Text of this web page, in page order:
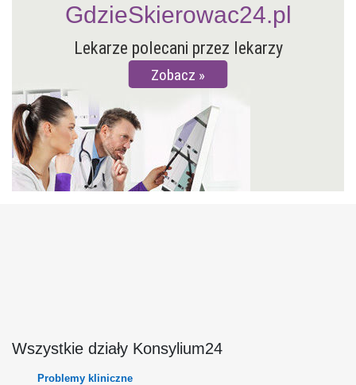
Lekarze polecani przez lekarzy
Zobacz
GdzieSkierowac24.pl
Wszystkie działy Konsylium24
Problemy kliniczne